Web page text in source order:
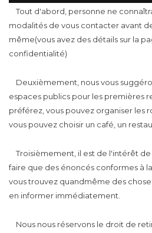
Tout d'abord, personne ne
modalités de vous contacter avant
même(vous avez des détails sur la
confidentialité)
Deuxièmement, nous vous
espaces publics pour les premières
préférez, vous pouvez organiser les
vous pouvez choisir un café, un
Troisièmement, il est de l'intérêt
faire que des énoncés conformes à
vous trouvez quandmême des
en informer immédiatement.
Nous nous réservons le droit de